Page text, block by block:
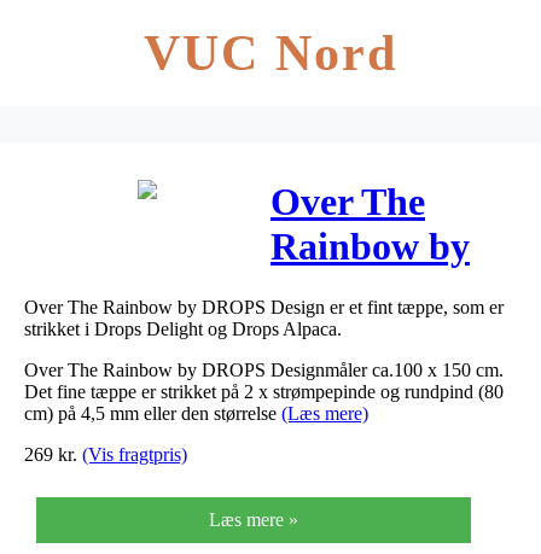
VUC Nord
Over The
Rainbow by
DROPS
Design –
Tæppe
Strikkeopskrift
Over The Rainbow by DROPS Design er et fint tæppe, som er
strikket i Drops Delight og Drops Alpaca.
Over The Rainbow by DROPS Designmåler ca.100 x 150 cm.
Det fine tæppe er strikket på 2 x strømpepinde og rundpind (80
cm) på 4,5 mm eller den størrelse (Læs mere)
269 kr. (Vis fragtpris)
Læs mere »